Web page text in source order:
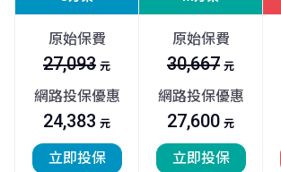
原始保費
27,093 元
網路投保優惠
24,383 元
立即投保
原始保費
30,667 元
網路投保優惠
27,600 元
立即投保